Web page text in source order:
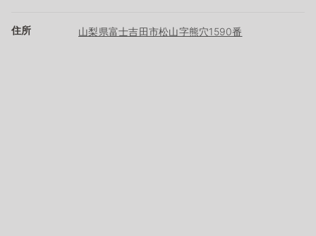
住所 山梨県富士吉田市松山字熊穴1590番